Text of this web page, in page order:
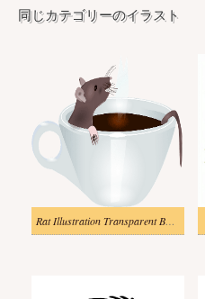
同じカテゴリーのイラスト
Rat Illustration Transparent Background